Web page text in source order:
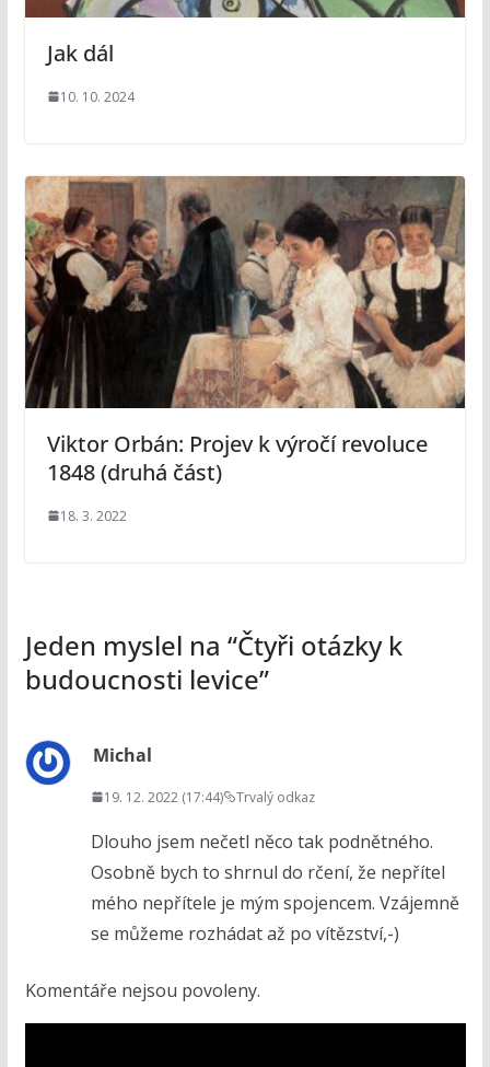
Jak dál
10. 10. 2024
Viktor Orbán: Projev k výročí revoluce
1848 (druhá část)
18. 3. 2022
Jeden myslel na “Čtyři otázky k
budoucnosti levice”
Michal
19. 12. 2022 (17:44) Trvalý odkaz
Dlouho jsem nečetl něco tak podnětného.
Osobně bych to shrnul do rčení, že nepřítel
mého nepřítele je mým spojencem. Vzájemně
se můžeme rozhádat až po vítězství,-)
Komentáře nejsou povoleny.